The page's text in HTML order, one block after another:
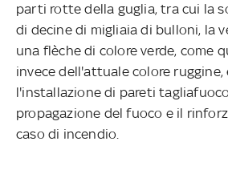
parti rotte della guglia, tra cui la
di decine di migliaia di bulloni, la
una flèche di colore verde, come
invece dell'attuale colore
l'installazione di pareti
propagazione del fuoco e il
caso di incendio.